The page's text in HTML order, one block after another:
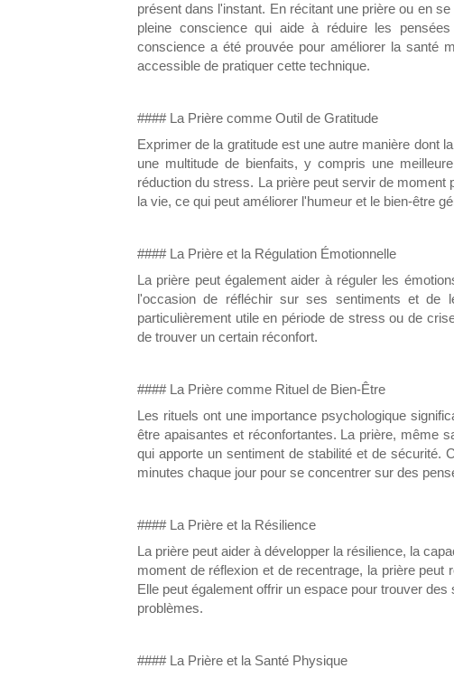
présent dans l'instant. En récitant une prière ou en
pleine conscience qui aide à réduire les
conscience a été prouvée pour améliorer la santé
accessible de pratiquer cette technique.
#### La Prière comme Outil de Gratitude
Exprimer de la gratitude est une autre manière dont
une multitude de bienfaits, y compris une
réduction du stress. La prière peut servir de
la vie, ce qui peut améliorer l'humeur et le bien-être
#### La Prière et la Régulation Émotionnelle
La prière peut également aider à réguler les
l'occasion de réfléchir sur ses sentiments et de
particulièrement utile en période de stress ou de
de trouver un certain réconfort.
#### La Prière comme Rituel de Bien-Être
Les rituels ont une importance psychologique
être apaisantes et réconfortantes. La prière, même
qui apporte un sentiment de stabilité et de sécurité.
minutes chaque jour pour se concentrer sur des
#### La Prière et la Résilience
La prière peut aider à développer la résilience, la
moment de réflexion et de recentrage, la prière
Elle peut également offrir un espace pour trouver
problèmes.
#### La Prière et la Santé Physique